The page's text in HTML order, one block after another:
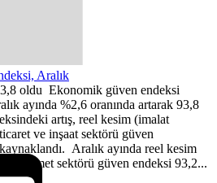
Aralık
oldu Ekonomik güven endeksi
ayında %2,6 oranında artarak 93,8
artış, reel kesim (imalat
ve inşaat sektörü güven
Aralık ayında reel kesim
hizmet sektörü güven endeksi 93,2...